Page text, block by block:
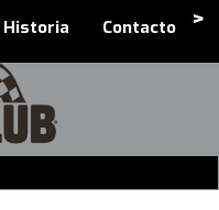
Historia Contacto >